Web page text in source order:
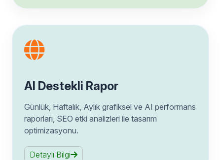
AI Destekli Rapor
Günlük, Haftalık, Aylık grafiksel ve AI performans
raporları, SEO etki analizleri ile tasarım
optimizasyonu.
Detaylı Bilgi